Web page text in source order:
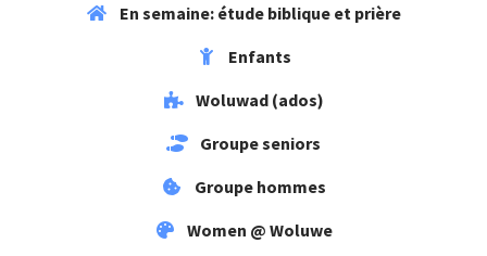
En semaine: étude biblique et prière
Enfants
Woluwad (ados)
Groupe seniors
Groupe hommes
Women @ Woluwe